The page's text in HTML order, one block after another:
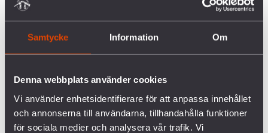
Samtycke Information Om
Denna webbplats använder cookies
Vi använder enhetsidentifierare för att anpassa innehållet
och annonserna till användarna, tillhandahålla funktioner
för sociala medier och analysera vår trafik. Vi
Uppsägningstiden skall för generalsekreteraren
vara tre månader från både befattningshavaren och
Svenska Freds sida. För övriga ledande
befattningshavare skall uppsägningsvillkoren följa
befattningshavare grovt har åsidosatt sina
åligganden enligt lag eller avtal, har Svenska Freds
rätt att säga upp avtalet med omedelbar verkan.